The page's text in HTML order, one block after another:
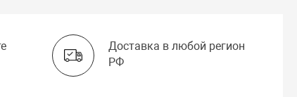
Доставка в любой регион
РФ